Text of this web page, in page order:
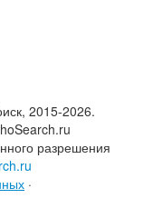
2015-2026.
разрешения
·